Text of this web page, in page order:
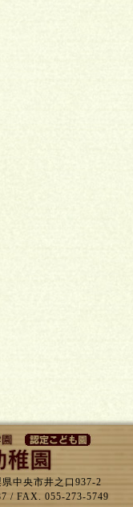
中央市井之口937-2
/ FAX. 055-273-5749